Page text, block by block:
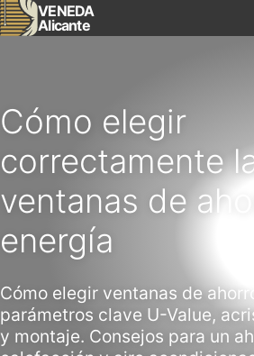
VENEDA
Alicante
Cómo elegir
correctamente
ventanas de
energía
Cómo elegir ventanas de
parámetros clave U-Value,
y montaje. Consejos para un